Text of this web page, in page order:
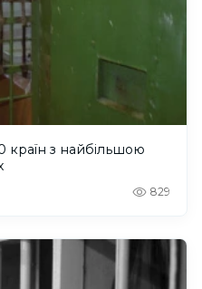
країн з найбільшою
829